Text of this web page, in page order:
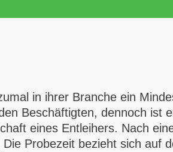
in ihrer Branche ein
Beschäftigten, dennoch ist
eines Entleihers. Nach
Probezeit bezieht sich auf